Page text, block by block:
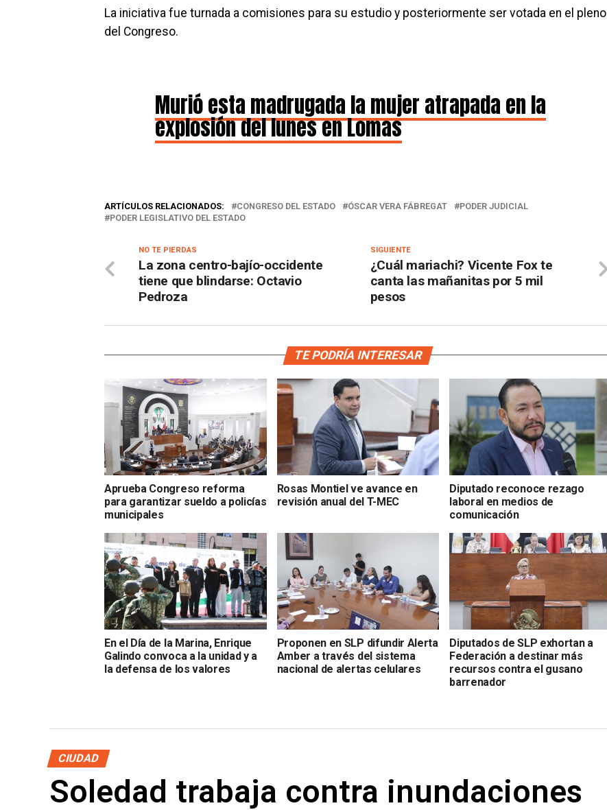
La iniciativa fue turnada a comisiones para su estudio y posteriormente ser votada en el pleno
del Congreso.
Murió esta madrugada la mujer atrapada en la
explosión del lunes en Lomas
ARTÍCULOS RELACIONADOS: CONGRESO DEL ESTADO ÓSCAR VERA FÁBREGAT
PODER JUDICIAL
PODER LEGISLATIVO DEL ESTADO
SIGUIENTE
¿Cuál mariachi? Vicente Fox te
canta las mañanitas por 5 mil
pesos
NO TE PIERDAS
La zona centro-bajío-occidente
tiene que blindarse: Octavio
Pedroza
TE PODRÍA INTERESAR
Aprueba Congreso reforma
para garantizar sueldo a policías
municipales
Rosas Montiel ve avance en
revisión anual del T-MEC
Diputado reconoce rezago
laboral en medios de
comunicación
En el Día de la Marina, Enrique
Galindo convoca a la unidad y a
la defensa de los valores
Proponen en SLP difundir Alerta
Amber a través del sistema
nacional de alertas celulares
Diputados de SLP exhortan a
Federación a destinar más
recursos contra el gusano
barrenador
CIUDAD
Soledad trabaja contra inundaciones